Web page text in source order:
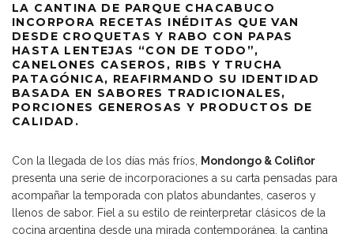
LA CANTINA DE PARQUE CHACABUCO
INCORPORA RECETAS INÉDITAS QUE VAN
DESDE CROQUETAS Y RABO CON PAPAS
HASTA LENTEJAS “CON DE TODO”,
CANELONES CASEROS, RIBS Y TRUCHA
PATAGÓNICA, REAFIRMANDO SU IDENTIDAD
BASADA EN SABORES TRADICIONALES,
PORCIONES GENEROSAS Y PRODUCTOS DE
CALIDAD.
Con la llegada de los días más fríos, Mondongo & Coliflor
presenta una serie de incorporaciones a su carta pensadas para
acompañar la temporada con platos abundantes, caseros y
llenos de sabor. Fiel a su estilo de reinterpretar clásicos de la
cocina argentina desde una mirada contemporánea, la cantina